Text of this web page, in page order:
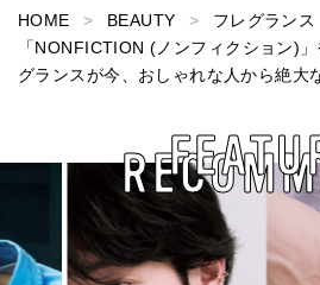
HOME BEAUTY フレグランス
「NONFICTION (ノンフィクション)
グランスが今、おしゃれな人から絶大